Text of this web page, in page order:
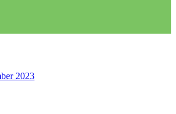
2023